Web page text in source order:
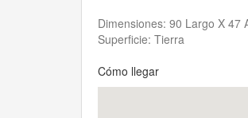
Dimensiones: 90 Largo X 47
Superficie: Tierra
Cómo llegar